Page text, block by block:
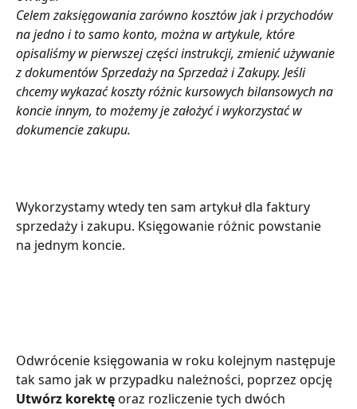
Celem zaksięgowania zarówno kosztów jak i przychodów
na jedno i to samo konto, można w artykule, które
opisaliśmy w pierwszej części instrukcji, zmienić używanie
z dokumentów Sprzedaży na Sprzedaż i Zakupy. Jeśli
chcemy wykazać koszty różnic kursowych bilansowych na
koncie innym, to możemy je założyć i wykorzystać w
dokumencie zakupu.
Wykorzystamy wtedy ten sam artykuł dla faktury
sprzedaży i zakupu. Księgowanie różnic powstanie
na jednym koncie.
Odwrócenie księgowania w roku kolejnym następuje
tak samo jak w przypadku należności, poprzez opcję
Utwórz korektę oraz rozliczenie tych dwóch